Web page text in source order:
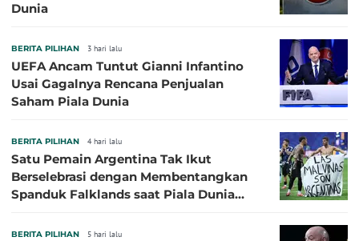
Dunia
BERITA PILIHAN 3 hari lalu
UEFA Ancam Tuntut Gianni Infantino
Usai Gagalnya Rencana Penjualan
Saham Piala Dunia
BERITA PILIHAN 4 hari lalu
Satu Pemain Argentina Tak Ikut
Berselebrasi dengan Membentangkan
Spanduk Falklands saat Piala Dunia
BERITA PILIHAN 5 hari lalu